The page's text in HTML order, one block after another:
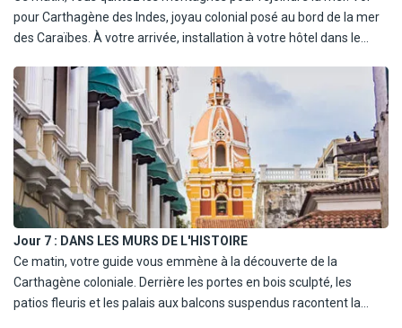
pour Carthagène des Indes, joyau colonial posé au bord de la mer
des Caraïbes. À votre arrivée, installation à votre hôtel dans le
pour vous imprégner des lieux - peut-être un premier coucher de
soleil depuis les remparts. Repas libres et nuit à Carthagène.
Jour 7 : DANS LES MURS DE L'HISTOIRE
Ce matin, votre guide vous emmène à la découverte de la
Carthagène coloniale. Derrière les portes en bois sculpté, les
patios fleuris et les palais aux balcons suspendus racontent la